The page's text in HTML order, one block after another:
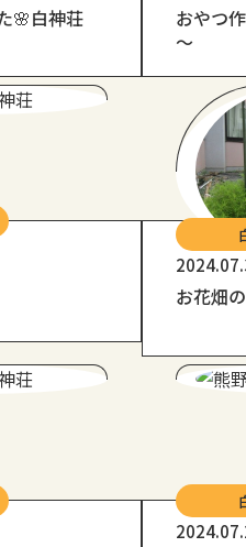
🌸白神荘
おやつ
～
お花畑